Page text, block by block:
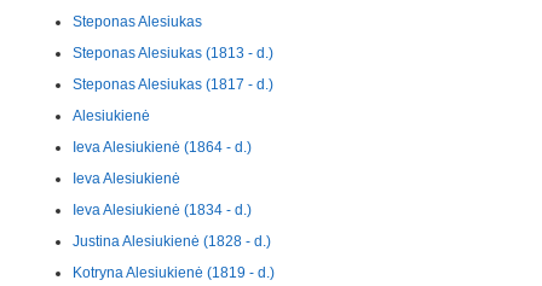
Steponas Alesiukas
Steponas Alesiukas (1813 - d.)
Steponas Alesiukas (1817 - d.)
Alesiukienė
Ieva Alesiukienė (1864 - d.)
Ieva Alesiukienė
Ieva Alesiukienė (1834 - d.)
Justina Alesiukienė (1828 - d.)
Kotryna Alesiukienė (1819 - d.)